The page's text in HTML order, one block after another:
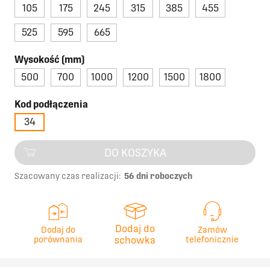
105
175 245 315 385 455
525 595 665
Wysokość (mm)
500
700 1000 1200 1500 1800
Kod podłączenia
34
DO KOSZYKA
Szacowany czas realizacji: 56 dni roboczych
Dodaj do
porównania
Dodaj do
schowka
Zamów
telefonicznie